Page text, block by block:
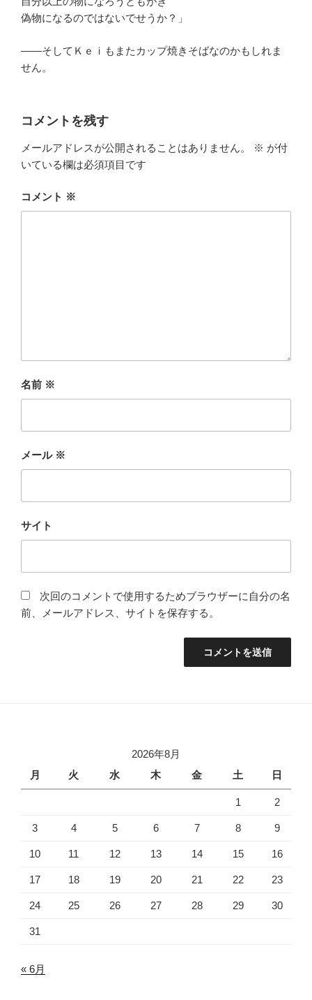
偽物になるのではないでせうか？」
――そしてＫｅｉもまたカップ焼きそばなのかもしれま
せん。
コメントを残す
メールアドレスが公開されることはありません。 ※ が付
いている欄は必須項目です
コメント ※
名前 ※
メール ※
サイト
次回のコメントで使用するためブラウザーに自分の名
前、メールアドレス、サイトを保存する。
2026年8月
月
火 水 木 金 土 日
1 2
3 4 5 6 7 8 9
10 11 12 13 14 15 16
17 18 19 20 21 22 23
24 25 26 27 28 29 30
31
« 6月